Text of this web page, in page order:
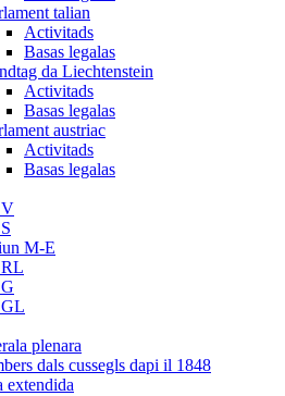
talian
Activitads
Basas legalas
da Liechtenstein
Activitads
Basas legalas
austriac
Activitads
Basas legalas
V
M-E
plenara
dals cussegls dapi il 1848
extendida